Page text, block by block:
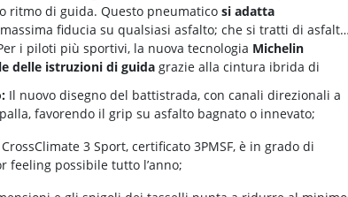
ritmo di guida. Questo pneumatico si adatta
fiducia su qualsiasi asfalto; che si tratti di asfalto
i piloti più sportivi, la nuova tecnologia Michelin
delle istruzioni di guida grazie alla cintura ibrida di
Il nuovo disegno del battistrada, con canali direzionali a
favorendo il grip su asfalto bagnato o innevato;
3 Sport, certificato 3PMSF, è in grado di
feeling possibile tutto l’anno;